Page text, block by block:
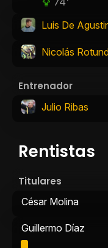
Luis De
Nicolás
Entrenador
Julio Ribas
Rentistas
Titulares
César Molina
Guillermo Díaz